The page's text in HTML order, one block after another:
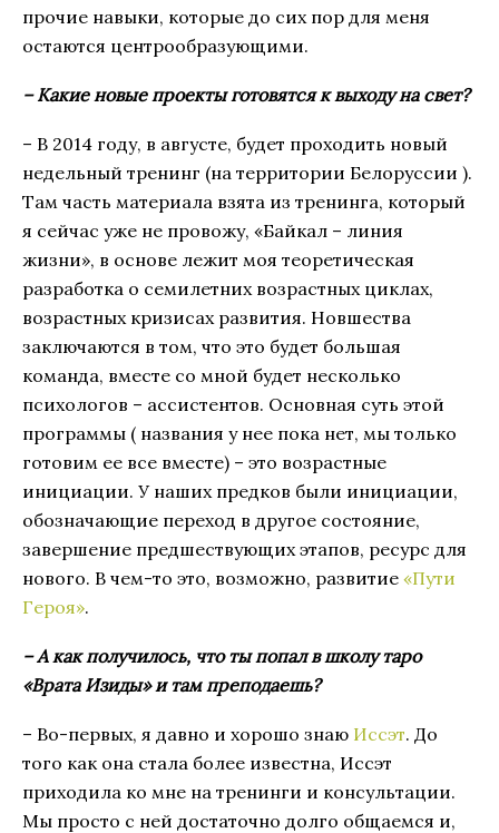
прочие навыки, которые до сих пор для меня
остаются центрообразующими.
– Какие новые проекты готовятся к выходу на свет?
– В 2014 году, в августе, будет проходить новый
недельный тренинг (на территории Белоруссии ).
Там часть материала взята из тренинга, который
я сейчас уже не провожу, «Байкал – линия
жизни», в основе лежит моя теоретическая
разработка о семилетних возрастных циклах,
возрастных кризисах развития. Новшества
заключаются в том, что это будет большая
команда, вместе со мной будет несколько
психологов – ассистентов. Основная суть этой
программы ( названия у нее пока нет, мы только
готовим ее все вместе) – это возрастные
инициации. У наших предков были инициации,
обозначающие переход в другое состояние,
завершение предшествующих этапов, ресурс для
нового. В чем-то это, возможно, развитие «Пути
Героя».
– А как получилось, что ты попал в школу таро
«Врата Изиды» и там преподаешь?
– Во-первых, я давно и хорошо знаю Иссэт. До
того как она стала более известна, Иссэт
приходила ко мне на тренинги и консультации.
Мы просто с ней достаточно долго общаемся и,